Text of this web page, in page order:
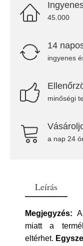
45.000
14
ingyenes
minőségi
a nap 24
Leírás
Megjegyzés:
miatt a
eltérhet.